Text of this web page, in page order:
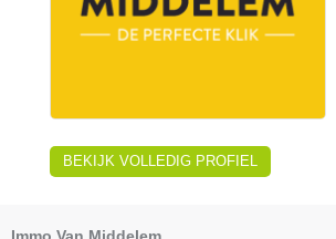
BEKIJK VOLLEDIG PROFIEL